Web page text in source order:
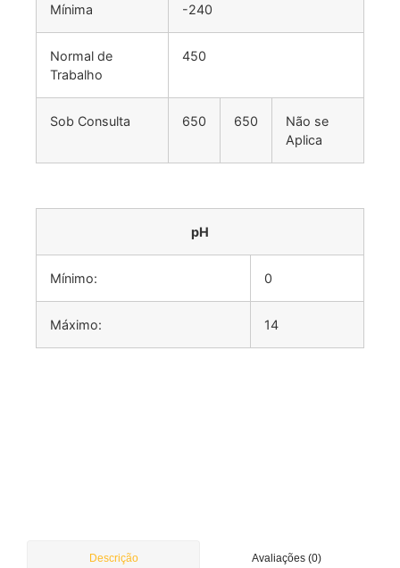
Mínima -240
Normal de
Trabalho
450
Sob Consulta 650 650
Não se
Aplica
pH
Mínimo: 0
Máximo: 14
Descrição Avaliações (0)